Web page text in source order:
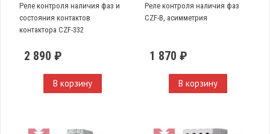
Реле контроля наличия фаз и
состояния контактов
контактора CZF-332
2 890 ₽
В корзину
Реле контроля наличия фаз
CZF-B, асимметрия
1 870 ₽
В корзину